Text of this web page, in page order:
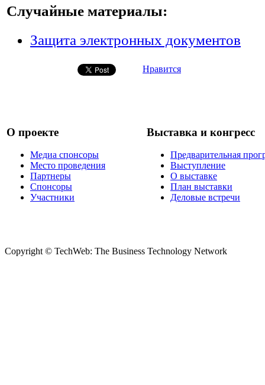
Случайные материалы:
Защита электронных документов
Нравится
О проекте
Медиа спонсоры
Место проведения
Партнеры
Спонсоры
Участники
Выставка и конгресс
Предварительная
Выступление
О выставке
План выставки
Деловые встречи
Copyright © TechWeb: The Business Technology Network